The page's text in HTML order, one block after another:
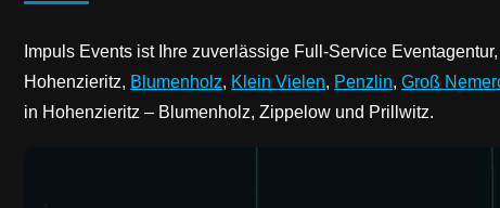
Impuls Events ist Ihre zuverlässige Full-Service
Hohenzieritz, Blumenholz, Klein Vielen, Penzlin, Groß
in Hohenzieritz – Blumenholz, Zippelow und Prillwitz.